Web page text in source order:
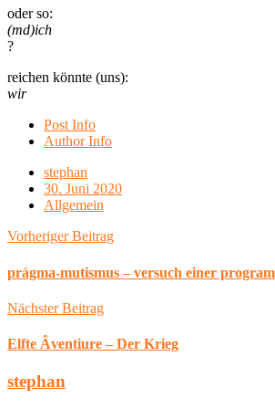
oder so:
(md)ich
?
reichen könnte (uns):
wir
Post Info
Author Info
stephan
30. Juni 2020
Allgemein
Vorheriger Beitrag
prágma-mutismus – versuch einer
Nächster Beitrag
Elfte Âventiure – Der Krieg
stephan